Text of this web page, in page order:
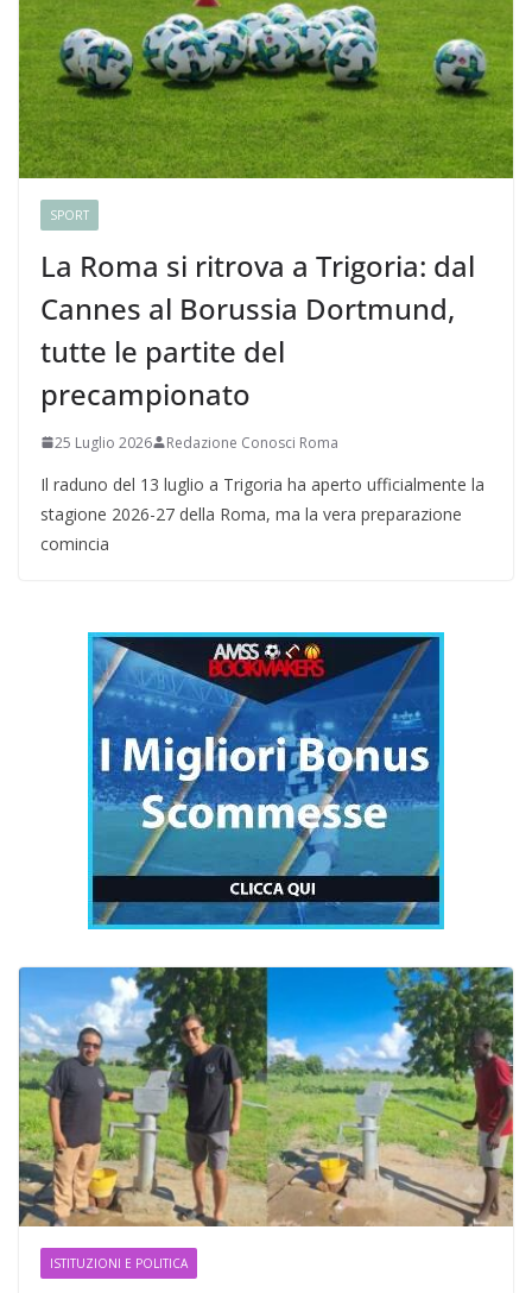
SPORT
La Roma si ritrova a Trigoria: dal
Cannes al Borussia Dortmund,
tutte le partite del
precampionato
25 Luglio 2026 Redazione Conosci Roma
Il raduno del 13 luglio a Trigoria ha aperto ufficialmente la
stagione 2026-27 della Roma, ma la vera preparazione
comincia
ISTITUZIONI E POLITICA